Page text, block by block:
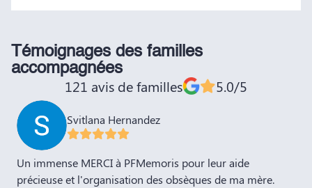
Témoignages des familles
accompagnées
121 avis de familles 5.0/5
Svitlana Hernandez
Un immense MERCI à PFMemoris pour leur aide
précieuse et l'organisation des obsèques de ma mère.